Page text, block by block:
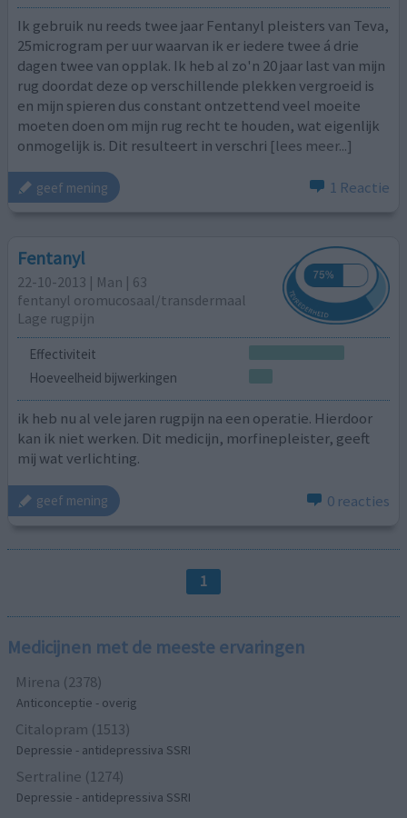
Ik gebruik nu reeds twee jaar Fentanyl pleisters van Teva,
25microgram per uur waarvan ik er iedere twee á drie
dagen twee van opplak. Ik heb al zo'n 20 jaar last van mijn
rug doordat deze op verschillende plekken vergroeid is
en mijn spieren dus constant ontzettend veel moeite
moeten doen om mijn rug recht te houden, wat eigenlijk
onmogelijk is. Dit resulteert in verschri [lees meer...]
geef mening 1 Reactie
Fentanyl
22-10-2013 | Man | 63
fentanyl oromucosaal/transdermaal
Lage rugpijn
Effectiviteit
Hoeveelheid bijwerkingen
ik heb nu al vele jaren rugpijn na een operatie. Hierdoor
kan ik niet werken. Dit medicijn, morfinepleister, geeft
mij wat verlichting.
geef mening 0 reacties
1
Medicijnen met de meeste ervaringen
Mirena (2378)
Anticonceptie - overig
Citalopram (1513)
Depressie - antidepressiva SSRI
Sertraline (1274)
Depressie - antidepressiva SSRI